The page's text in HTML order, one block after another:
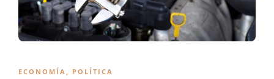
ECONOMÍA, POLÍTICA